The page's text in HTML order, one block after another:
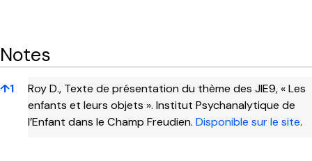
Notes
Notes
↑1
Roy D., Texte de présentation du thème des JIE9, « Les
enfants et leurs objets ». Institut Psychanalytique de
l’Enfant dans le Champ Freudien. Disponible sur le site.